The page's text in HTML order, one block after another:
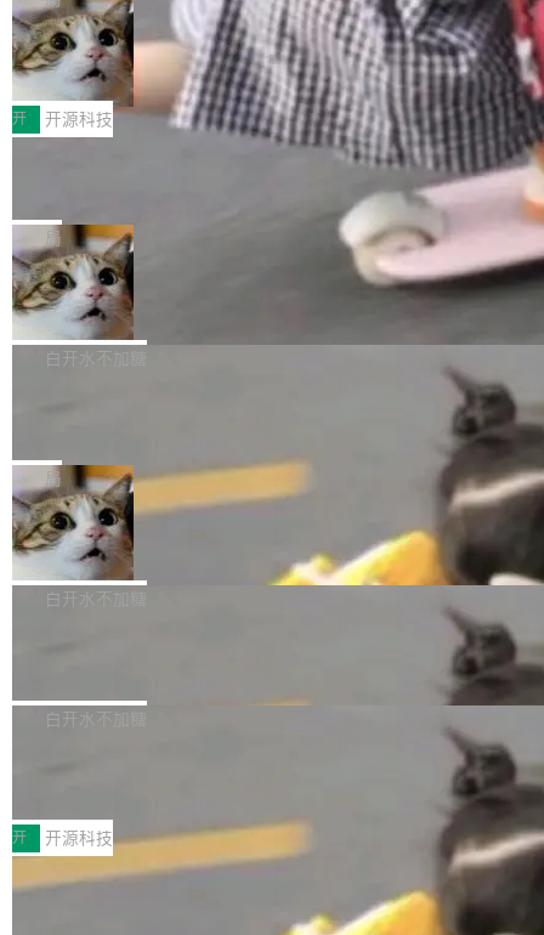
哪些组合有效，作者说，你得靠"文档、校验、或
者部落知识"。 换个写法。Rust 的 enum，两个
变体：Switchable...
有科技公司做的一样。只不过，实际上它不一
样。这是 Sandstorm.io 的重制版，我十年前的
那个创业公司。不同的是，这次它构建在 Cloudf
lare Workers 上——我花了九年时间搭建的平台
——并且深度集成了 AI。这基本上是我十年秘密
Workers 和 Durable Objects 的守护进程。 设
计思路很直接：每个对象是一个独立的 SQLite
数据库，按名称寻址，复制到你自己的 S3 兼容
存储库里。节点之间只通过这个存储库协调——
没有控制平面，没有共识协议。每个对象自带一
个小型数据库，应用天然按分片构建，单个数据
库的竞争和爆炸半径问题在设计层面就被消除
了。 闲置的 cell 会休眠到几乎不占资源。当 cel
l 迁移或唤醒时，新宿主从 S3 恢复 SQLite 数据
库继续执行。存储库是持久化的唯一真相...
鲁大师7月新机性能/流畅/AI榜：vivo夺
性能、流畅双第一，三星Galaxy Z系列
新折叠缺席
2026年7月的手机市场，由于存储等硬件成本暴
增，手机厂商的日子也不好过啊，新机速度明显
放缓，因此硝烟味淡了许多。新机参数规格除开
高价的三星折叠（三星Galaxy Z Fold8 Ultra / Z
Fold8 / Z Flip8）外，其余要么是中低端机器，
例如iQOO Z11i、REDMI Note 17、REDMI No
te 17 Pro、OPPO K15，要么是vivo X300 E这
样的次旗舰。 Galaxy Z Fold8 Ultra / Z Fold8 /
Z Flip8三款折叠屏新机均在7月22日发布，且全
部搭载骁龙8 Elite Gen5 for Galaxy，它们本该
开 开源科技
Zed 编辑器团队发布了新项目——DeltaDB，一
个在 git commit 之间记录每一次编辑操作的版
本控制系统。目前处于 Early Access 阶段。 De
ltaDB 的核心思路直接写在 landing page 最显
眼的位置：「Software is made between com
mits」——软件是在 commit 之间写出来的。git
是把这段空隙补上。 回退到任何一次编辑：Delt
aDB 捕获 commit 之间的每一次操作，...
局
SpaceXAI 单季资本开支达 183 亿美元
根据风险投资人Tomer Tunguz 博客（VC 分
析）披露的最新分析与第二季度业绩报告，Spac
微软同期总资本开支的四成。 与亚马逊、Alpha
bet、微软以及 Meta 等传统科技巨头相比，Spa
ceXAI的资金消耗速度尤为引人瞩目。然而，支
撑庞大支出的资金来源却呈现出截然不同的面
貌。数据显示，微软和 Meta 主要依托充沛的经
白开水不加糖
一个在终端里运行的编程 agent；Muse Spark
1.2，驱动这个 agent 的新模型。一句话概括：
你可以用 curl -fsSL https://dev.meta.ai/install.
sh | bash 安装一个能在大项目里自动规划、写
代码、验证结果的 AI 终端工具。 据介绍，Muse
个主 agent 循环，外加一组后台 agent。这些后
局
美团开源 LoHoSearch，用知识图谱校
准 AI 能力认知
机器出题的前提，是让机器拥有全局视野。整个
构建流程可以分为四个环节：建图 → 控制难度
白开水不加糖
库，并将作为transport接入Mooncake TENT。
MPComm将作为一种传输引擎接入Mooncake T
ENT，实现零拷贝传输性能提升30%、非零拷贝
传输性能最高提升5倍。UCL-MPComm底层基
于自研UCL-Engine通信引擎，后续腾讯网平将
白开水不加糖
型案例入选名单》，深信服“面向企业研发场景的
开源 AI 编程平台 CoStrict 应用”凭借卓越的技术
创新与落地成效成功入选。 全链路私有化部署，
助力企业AI研发安全落地 当前，越来越多企业已
开 开源科技
深信服AI算力网关入选工信部人工智能
前不久，工业和信息化部正式发布《2025年人工